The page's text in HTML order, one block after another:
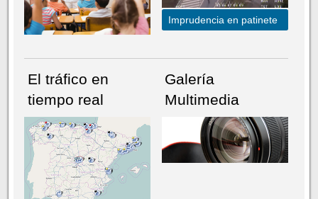
NÚMERO ACTUALHEMEROTECA
Imprudencia en patinete
El tráfico en
tiempo real
Galería
Multimedia